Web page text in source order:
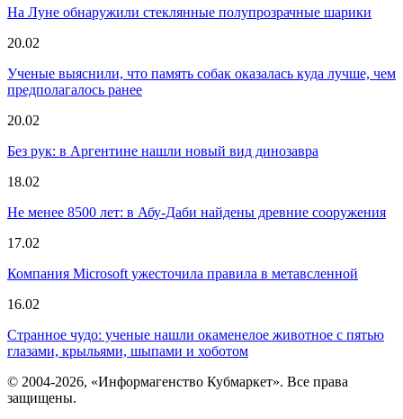
На Луне обнаружили стеклянные полупрозрачные шарики
20.02
Ученые выяснили, что память собак оказалась куда лучше, чем
предполагалось ранее
20.02
Без рук: в Аргентине нашли новый вид динозавра
18.02
Не менее 8500 лет: в Абу-Даби найдены древние сооружения
17.02
Компания Microsoft ужесточила правила в метавсленной
16.02
Странное чудо: ученые нашли окаменелое животное с пятью
глазами, крыльями, шыпами и хоботом
© 2004-2026, «Информагенство Кубмаркет». Все права
защищены.